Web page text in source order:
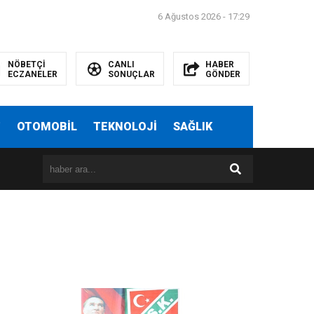
6 Ağustos 2026 - 17:29
NÖBETÇİ
ECZANELER
CANLI
SONUÇLAR
HABER
GÖNDER
OTOMOBİL TEKNOLOJİ SAĞLIK